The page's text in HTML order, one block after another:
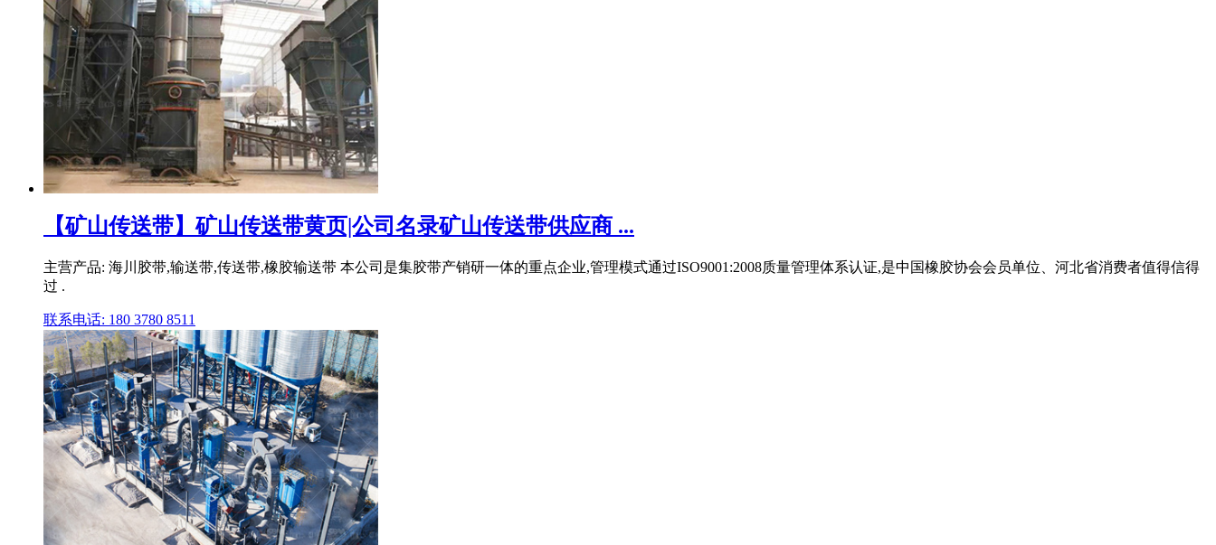
【矿山传送带】矿山传送带黄页|公司名录矿山传送带供应商 ...
主营产品: 海川胶带,输送带,传送带,橡胶输送带 本公司是集胶带产销研一体的重点企业,管理模式通过ISO9001:2008质量管理体系认证,是中国橡胶协会会员单位、河北省消费者值得信得
过 .
联系电话: 180 3780 8511